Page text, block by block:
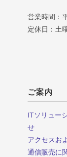
営業時間：
定休日：土
ご案内
ITソリュー
せ
アクセスお
通信販売に